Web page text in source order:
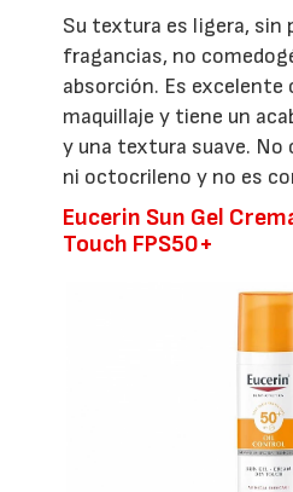
Su textura es ligera, sin
fragancias, no
absorción. Es excelente
maquillaje y tiene un
y una textura suave. No
ni octocrileno y no es
Eucerin Sun Gel
Touch FPS50+